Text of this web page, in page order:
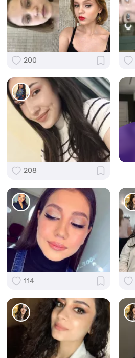
200
208
114